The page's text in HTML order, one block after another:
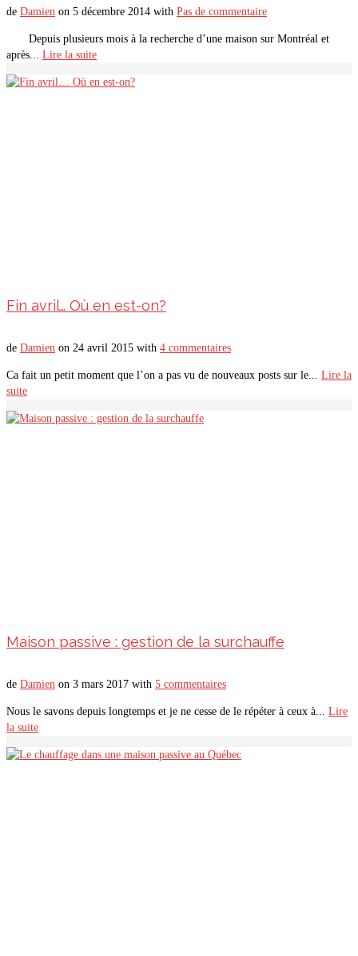
de Damien on 5 décembre 2014 with Pas de commentaire
Depuis plusieurs mois à la recherche d’une maison sur Montréal et
après... Lire la suite
Fin avril… Où en est-on?
de Damien on 24 avril 2015 with 4 commentaires
Ca fait un petit moment que l’on a pas vu de nouveaux posts sur le... Lire la
suite
Maison passive : gestion de la surchauffe
de Damien on 3 mars 2017 with 5 commentaires
Nous le savons depuis longtemps et je ne cesse de le répéter à ceux à... Lire
la suite